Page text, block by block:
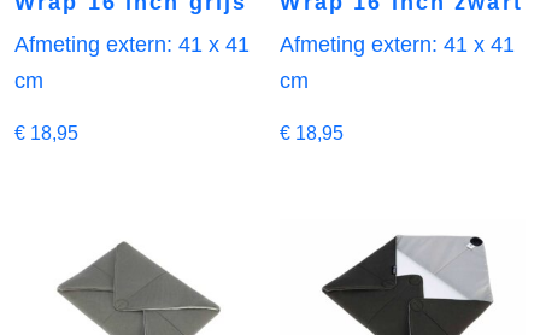
Afmeting extern: 41 x 41
cm
€ 18,95
Afmeting extern: 41 x 41
cm
€ 18,95